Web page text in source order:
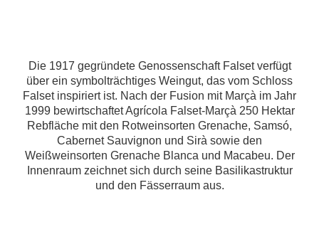
Die 1917 gegründete Genossenschaft Falset verfügt
über ein symbolträchtiges Weingut, das vom Schloss
Falset inspiriert ist. Nach der Fusion mit Marçà im Jahr
1999 bewirtschaftet Agrícola Falset-Marçà 250 Hektar
Rebfläche mit den Rotweinsorten Grenache, Samsó,
Cabernet Sauvignon und Sirà sowie den
Weißweinsorten Grenache Blanca und Macabeu. Der
Innenraum zeichnet sich durch seine Basilikastruktur
und den Fässerraum aus.